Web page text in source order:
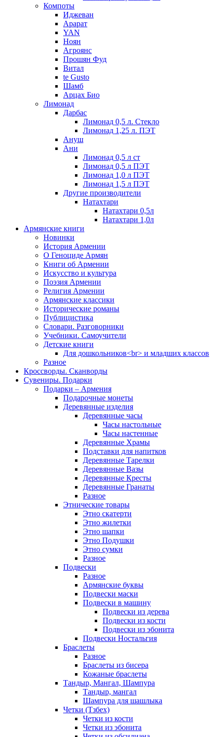
Компоты
Иджеван
Арарат
YAN
Ноян
Агроянс
Прошян Фуд
Витал
te Gusto
Шамб
Арцах Био
Лимонад
Дарбас
Лимонад 0,5 л. Стекло
Лимонад 1,25 л. ПЭТ
Ануш
Ани
Лимонад 0,5 л ст
Лимонад 0,5 л ПЭТ
Лимонад 1,0 л ПЭТ
Лимонад 1,5 л ПЭТ
Другие производители
Натахтари
Натахтари 0,5л
Натахтари 1,0л
Армянские книги
Новинки
История Армении
О Геноциде Армян
Книги об Армении
Иcкусство и культура
Поэзия Армении
Религия Армении
Армянские классики
Исторические романы
Публицистика
Словари. Разговорники
Учебники. Самоучители
Детские книги
Для дошкольников<br> и младших классов
Разное
Кроссворды. Сканворды
Сувениры. Подарки
Подарки – Армения
Подарочные монеты
Деревянные изделия
Деревянные часы
Часы настольные
Часы настенные
Деревянные Храмы
Подставки для напитков
Деревянные Тарелки
Деревянные Вазы
Деревянные Кресты
Деревянные Гранаты
Разное
Этнические товары
Этно скатерти
Этно жилетки
Этно шапки
Этно Подушки
Этно сумки
Разное
Подвески
Разное
Армянские буквы
Подвески маски
Подвески в машину
Подвески из дерева
Подвески из кости
Подвески из эбонита
Подвески Ностальгия
Браслеты
Разное
Браслеты из бисера
Кожаные браслеты
Тандыр, Мангал, Шампура
Тандыр, мангал
Шампура для шашлыка
Четки (Тзбех)
Четки из кости
Четки из эбонита